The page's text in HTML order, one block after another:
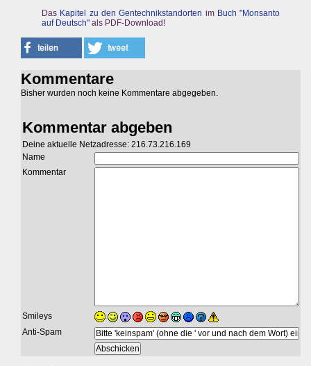
Das Kapitel zu den Gentechnikstandorten im Buch "Monsanto
auf Deutsch" als PDF-Download!
Kommentare
Bisher wurden noch keine Kommentare abgegeben.
Kommentar abgeben
Deine aktuelle Netzadresse: 216.73.216.169
Name
Kommentar
Smileys
Anti-Spam